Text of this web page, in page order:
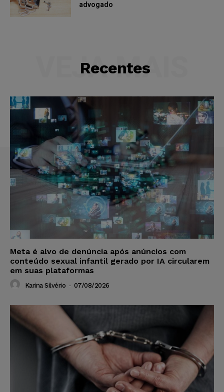
advogado
Recentes
VEJA MAIS
Meta é alvo de denúncia após anúncios com
conteúdo sexual infantil gerado por IA circularem
em suas plataformas
Karina Silvério - 07/08/2026